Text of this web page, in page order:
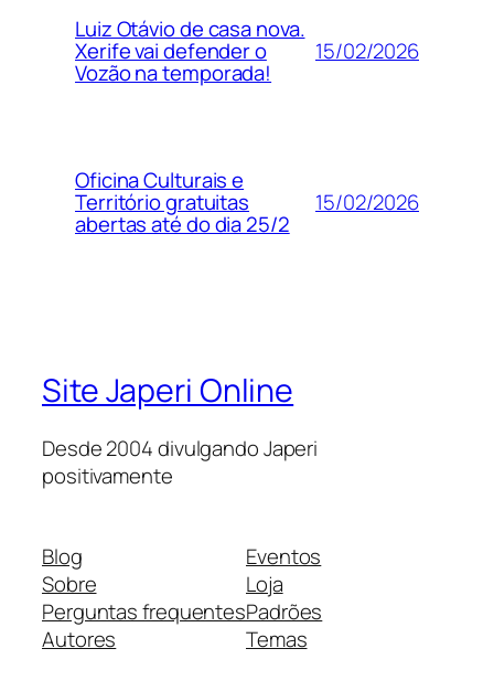
Luiz Otávio de casa nova.
Xerife vai defender o
Vozão na temporada!
15/02/2026
Oficina Culturais e
Território gratuitas
abertas até do dia 25/2
15/02/2026
Site Japeri Online
Desde 2004 divulgando Japeri
positivamente
Blog
Sobre
Perguntas frequentes
Autores
Eventos
Loja
Padrões
Temas